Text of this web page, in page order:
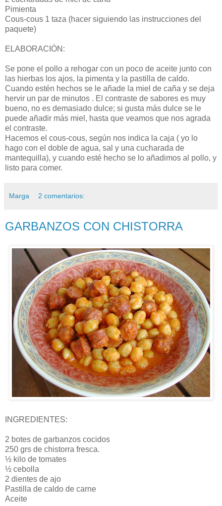
Pimienta
Cous-cous 1 taza (hacer siguiendo las instrucciones del
paquete)
ELABORACIÓN:
Se pone el pollo a rehogar con un poco de aceite junto con
las hierbas los ajos, la pimenta y la pastilla de caldo.
Cuando estén hechos se le añade la miel de caña y se deja
hervir un par de minutos . El contraste de sabores es muy
bueno, no es demasiado dulce; si gusta más dulce se le
puede añadir más miel, hasta que veamos que nos agrada
el contraste.
Hacemos el cous-cous, según nos indica la caja ( yo lo
hago con el doble de agua, sal y una cucharada de
mantequilla), y cuando esté hecho se lo añadimos al pollo, y
listo para comer.
Marga 2 comentarios:
GARBANZOS CON CHISTORRA
INGREDIENTES:
2 botes de garbanzos cocidos
250 grs de chistorra fresca.
½ kilo de tomates
½ cebolla
2 dientes de ajo
Pastilla de caldo de carne
Aceite